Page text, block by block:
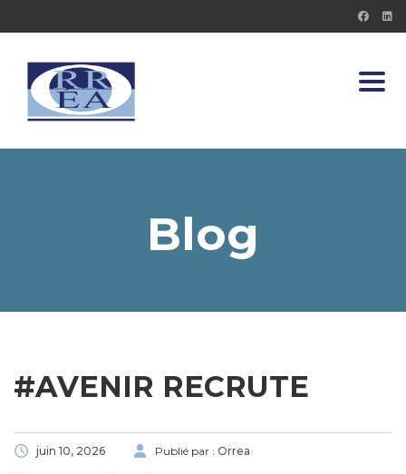
Blog
#AVENIR RECRUTE
juin 10, 2026 Publié par : Orrea